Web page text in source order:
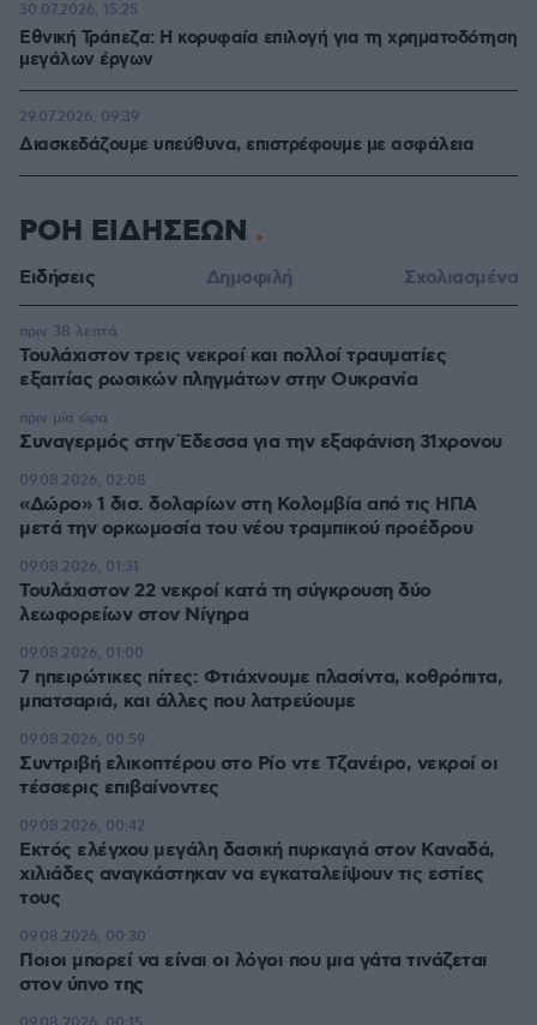
Εθνική Τράπεζα: Η κορυφαία επιλογή για τη χρηματοδότηση
μεγάλων έργων
30.07.2026, 15:25
Διασκεδάζουμε υπεύθυνα, επιστρέφουμε με ασφάλεια
29.07.2026, 09:39
ΡΟΗ ΕΙΔΗΣΕΩΝ
Ειδήσεις Δημοφιλή Σχολιασμένα
Τουλάχιστον τρεις νεκροί και πολλοί τραυματίες
εξαιτίας ρωσικών πληγμάτων στην Ουκρανία
πριν 38 λεπτά
Συναγερμός στην Έδεσσα για την εξαφάνιση 31χρονου
πριν μία ώρα
«Δώρο» 1 δισ. δολαρίων στη Κολομβία από τις ΗΠΑ
μετά την ορκωμοσία του νέου τραμπικού προέδρου
09.08.2026, 02:08
Τουλάχιστον 22 νεκροί κατά τη σύγκρουση δύο
λεωφορείων στον Νίγηρα
09.08.2026, 01:31
7 ηπειρώτικες πίτες: Φτιάχνουμε πλασίντα, κοθρόπιτα,
μπατσαριά, και άλλες που λατρεύουμε
09.08.2026, 01:00
Συντριβή ελικοπτέρου στο Ρίο ντε Τζανέιρο, νεκροί οι
τέσσερις επιβαίνοντες
09.08.2026, 00:59
Εκτός ελέγχου μεγάλη δασική πυρκαγιά στον Καναδά,
χιλιάδες αναγκάστηκαν να εγκαταλείψουν τις εστίες
τους
09.08.2026, 00:42
Ποιοι μπορεί να είναι οι λόγοι που μια γάτα τινάζεται
στον ύπνο της
09.08.2026, 00:30